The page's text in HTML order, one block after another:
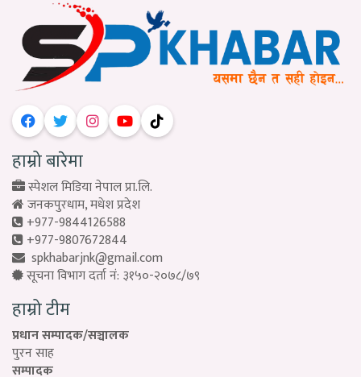
हाम्रो बारेमा
स्पेशल मिडिया नेपाल प्रा.लि.
जनकपुरधाम, मधेश प्रदेश
+977-9844126588
+977-9807672844
spkhabarjnk@gmail.com
सूचना विभाग दर्ता नं: ३१५०-२०७८/७९
हाम्रो टीम
प्रधान सम्पादक/सञ्चालक
पुरन साह
सम्पादक